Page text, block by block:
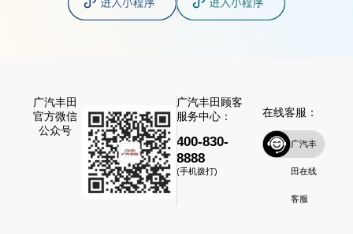
广汽丰田
官方微信
公众号
广汽丰田顾客
服务中心：
400-830-
8888
(手机拨打)
在线客服：
广汽丰
田在线
客服